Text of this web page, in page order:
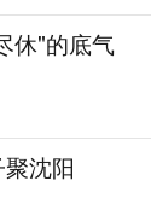
休"的底气
沈阳